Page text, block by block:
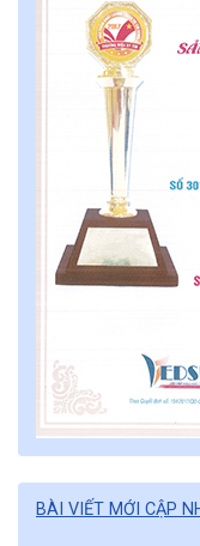
BÀI VIẾT MỚI CẬP